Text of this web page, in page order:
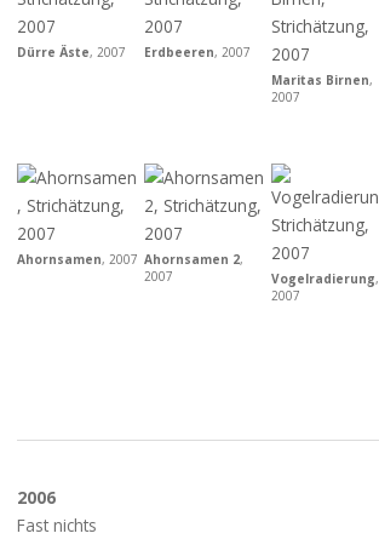
Dürre Äste, 2007 Erdbeeren, 2007
Maritas Birnen,
2007
Ahornsamen, 2007 Ahornsamen 2,
2007
Vogelradierung,
2007
2006
Fast nichts